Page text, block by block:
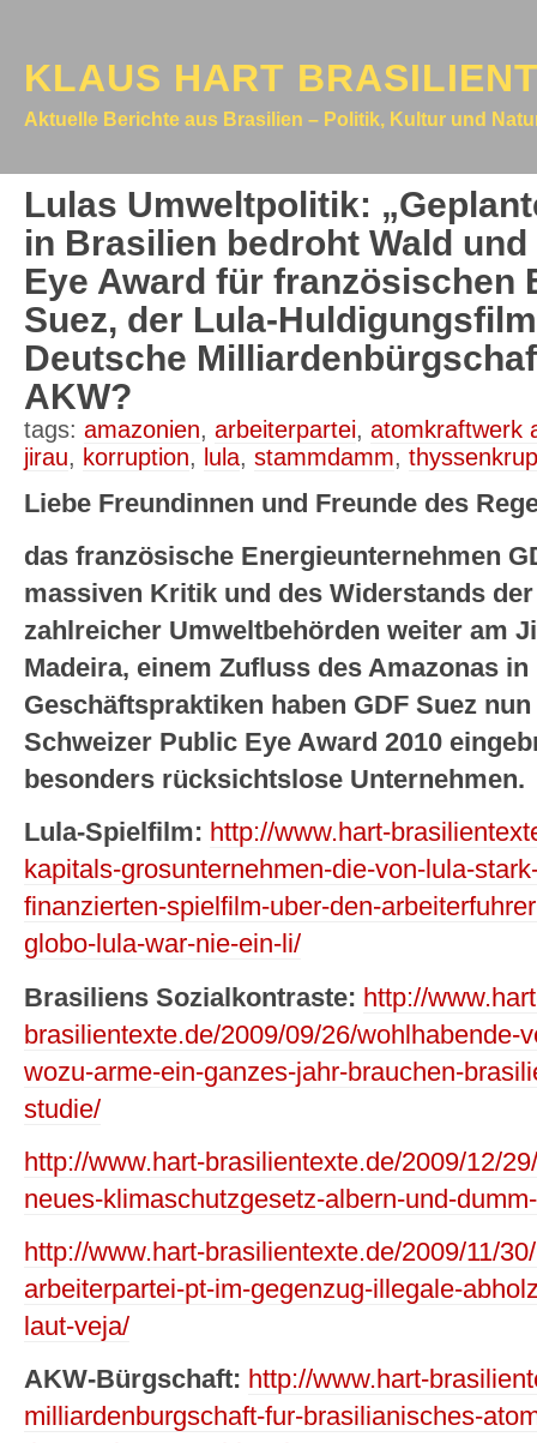
KLAUS HART
Aktuelle Berichte aus Brasilien – Politik, Kultur und
Lulas Umweltpolitik:
in Brasilien bedroht Wald
Eye Award für französischen
Suez, der Lula-
Deutsche
AKW?
tags: amazonien, arbeiterpartei, atomkraftwerk
jirau, korruption, lula, stammdamm,
Liebe Freundinnen und Freunde des
das französische Energieunternehmen
massiven Kritik und des Widerstands
zahlreicher Umweltbehörden weiter am
Madeira, einem Zufluss des Amazonas
Geschäftspraktiken haben GDF Suez
Schweizer Public Eye Award 2010
besonders rücksichtslose Unternehmen.
Lula-Spielfilm: http://www.hart-
kapitals-grosunternehmen-die-von-lula-
finanzierten-spielfilm-uber-den-
globo-lula-war-nie-ein-li/
Brasiliens Sozialkontraste: http://
brasilientexte.de/2009/09/26/wohlhabende-
wozu-arme-ein-ganzes-jahr-brauchen-
studie/
http://www.hart-brasilientexte.de/2009/12/
neues-klimaschutzgesetz-albern-und-
http://www.hart-brasilientexte.de/2009/11/
arbeiterpartei-pt-im-gegenzug-illegale-
laut-veja/
AKW-Bürgschaft: http://www.hart-
milliardenburgschaft-fur-brasilianisches-